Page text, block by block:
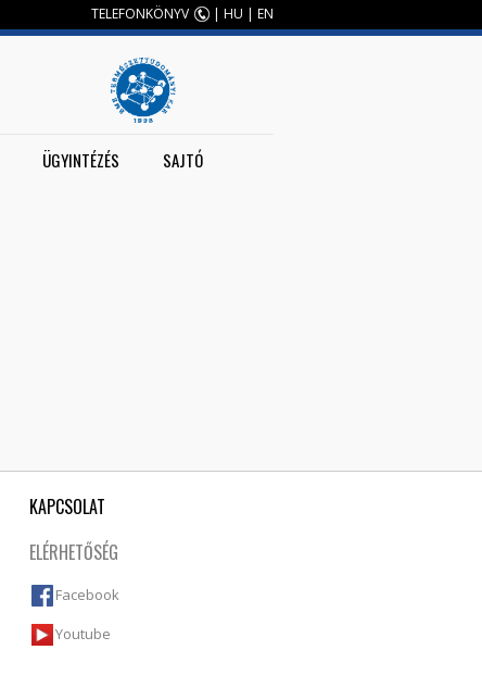
TELEFONKÖNYV | HU | EN
ÜGYINTÉZÉS SAJTÓ
KAPCSOLAT
ELÉRHETŐSÉG
Facebook
Youtube